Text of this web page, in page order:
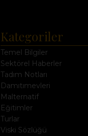
Kategoriler
Temel Bilgiler
Sektörel Haberler
Tadım Notları
Damıtımevleri
Malternatif
Eğitimler
Turlar
Viski Sözlüğü